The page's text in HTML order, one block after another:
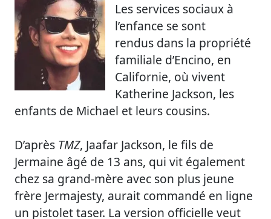
Les services sociaux à
l’enfance se sont
rendus dans la propriété
familiale d’Encino, en
Californie, où vivent
Katherine Jackson, les
enfants de Michael et leurs cousins.
D’après TMZ, Jaafar Jackson, le fils de
Jermaine âgé de 13 ans, qui vit également
chez sa grand-mère avec son plus jeune
frère Jermajesty, aurait commandé en ligne
un pistolet taser. La version officielle veut